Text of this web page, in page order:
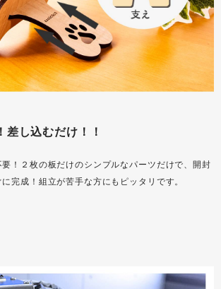
差し込むだけ！！
！２枚の板だけのシンプルなパーツだけで、開封
完成！組立が苦手な方にもピッタリです。